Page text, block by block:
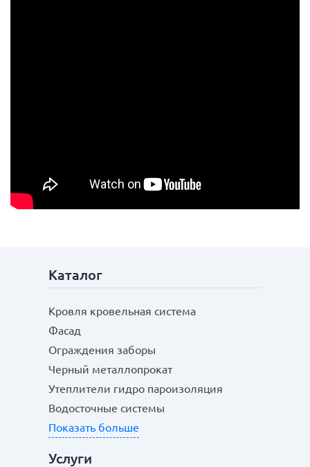
Каталог
Кровля кровельная система
Фасад
Ограждения заборы
Черный металлопрокат
Утеплители гидро пароизоляция
Водосточные системы
Показать больше
Услуги